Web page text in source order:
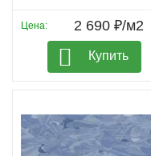
Цена: 2 690 ₽/м2
Купить